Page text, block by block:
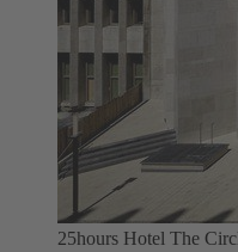
25hours Hotel The